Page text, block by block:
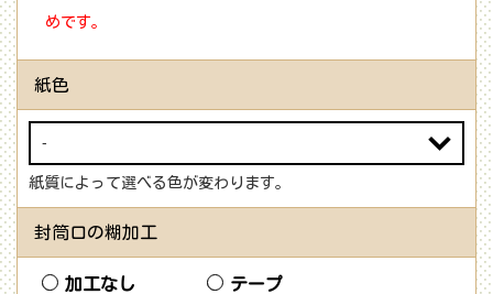
めです。
紙色
紙質によって選べる色が変わります。
封筒口の糊加工
加工なし テープ